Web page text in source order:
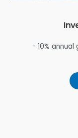
- 10%